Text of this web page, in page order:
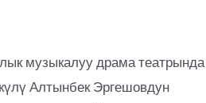
музыкалуу драма театрында
Алтынбек Эргешовдун